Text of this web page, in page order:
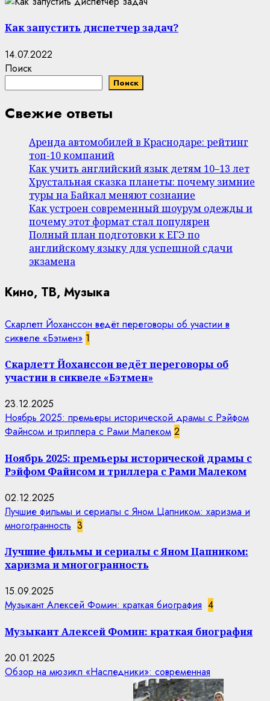
Как запустить диспетчер задач?
14.07.2022
Поиск
Поиск
Свежие ответы
Аренда автомобилей в Краснодаре: рейтинг
топ-10 компаний
Как учить английский язык детям 10–13 лет
Хрустальная сказка планеты: почему зимние
туры на Байкал меняют сознание
Как устроен современный шоурум одежды и
почему этот формат стал популярен
Полный план подготовки к ЕГЭ по
английскому языку для успешной сдачи
экзамена
Кино, ТВ, Музыка
Скарлетт Йоханссон ведёт переговоры об участии в
сиквеле «Бэтмен» 1
Скарлетт Йоханссон ведёт переговоры об
участии в сиквеле «Бэтмен»
23.12.2025
Ноябрь 2025: премьеры исторической драмы с Рэйфом
Файнсом и триллера с Рами Малеком 2
Ноябрь 2025: премьеры исторической драмы с
Рэйфом Файнсом и триллера с Рами Малеком
02.12.2025
Лучшие фильмы и сериалы с Яном Цапником: харизма и
многогранность 3
Лучшие фильмы и сериалы с Яном Цапником:
харизма и многогранность
15.09.2025
Музыкант Алексей Фомин: краткая биография 4
Музыкант Алексей Фомин: краткая биография
20.01.2025
Обзор на мюзикл «Наследники»: современная